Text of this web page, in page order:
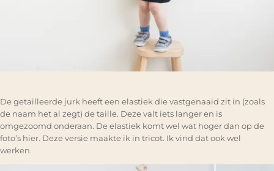
De getailleerde jurk heeft een elastiek die vastgenaaid zit in (zoals
de naam het al zegt) de taille. Deze valt iets langer en is
omgezoomd onderaan. De elastiek komt wel wat hoger dan op de
foto’s hier. Deze versie maakte ik in tricot. Ik vind dat ook wel
werken.